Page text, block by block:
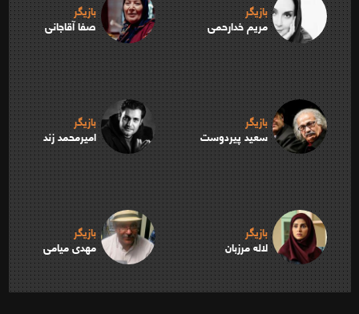
بازیگر
مریم خدارحمی
بازیگر
صفا آقاجانی
بازیگر
سعید پیردوست
بازیگر
امیرمحمد زند
بازیگر
لاله مرزبان
بازیگر
مهدی میامی